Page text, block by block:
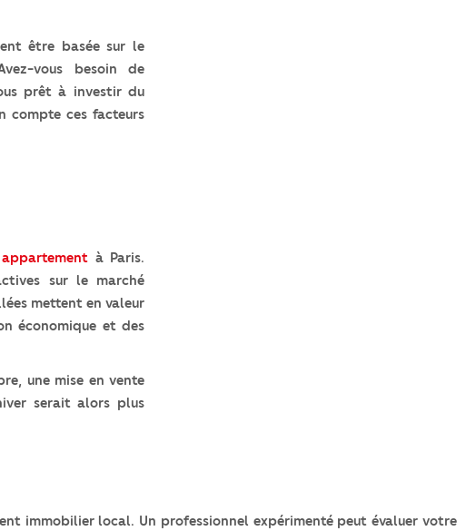
être basée sur le
vous besoin de
prêt à investir du
compte ces facteurs
à Paris.
sur le marché
mettent en valeur
économique et des
une mise en vente
serait alors plus
immobilier local. Un professionnel expérimenté peut évaluer votre